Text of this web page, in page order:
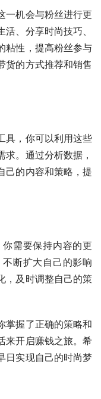
一机会与粉丝进行更
、分享时尚技巧、
粘性，提高粉丝参与
货的方式推荐和销售
具，你可以利用这些
。通过分析数据，
己的内容和策略，提
需要保持内容的更
断扩大自己的影响
，及时调整自己的策
掌握了正确的策略和
来开启赚钱之旅。希
日实现自己的时尚梦